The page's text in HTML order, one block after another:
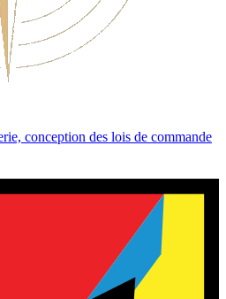
conception des lois de commande